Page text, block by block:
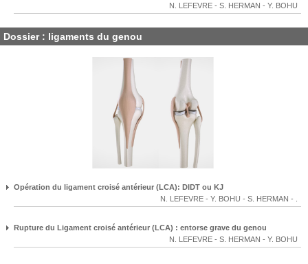
N. LEFEVRE - S. HERMAN - Y. BOHU
Dossier : ligaments du genou
Opération du ligament croisé antérieur (LCA): DIDT ou KJ
N. LEFEVRE - Y. BOHU - S. HERMAN -
Rupture du Ligament croisé antérieur (LCA) : entorse grave du genou
N. LEFEVRE - S. HERMAN - Y. BOHU